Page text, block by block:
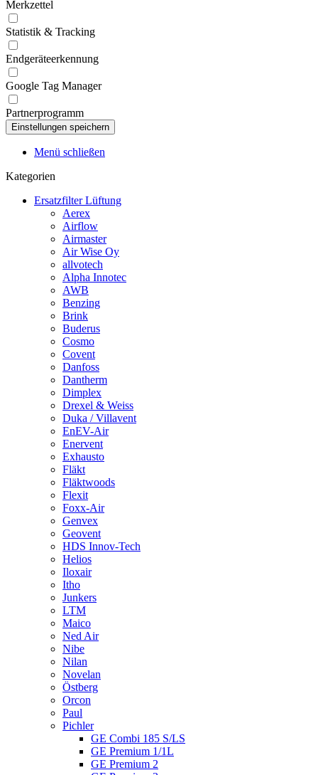
Merkzettel
Statistik & Tracking
Endgeräteerkennung
Google Tag Manager
Partnerprogramm
Menü schließen
Kategorien
Ersatzfilter Lüftung
Aerex
Airflow
Airmaster
Air Wise Oy
allvotech
Alpha Innotec
AWB
Benzing
Brink
Buderus
Cosmo
Covent
Danfoss
Dantherm
Dimplex
Drexel & Weiss
Duka / Villavent
EnEV-Air
Enervent
Exhausto
Fläkt
Fläktwoods
Flexit
Foxx-Air
Genvex
Geovent
HDS Innov-Tech
Helios
Iloxair
Itho
Junkers
LTM
Maico
Ned Air
Nibe
Nilan
Novelan
Östberg
Orcon
Paul
Pichler
GE Combi 185 S/LS
GE Premium 1/1L
GE Premium 2